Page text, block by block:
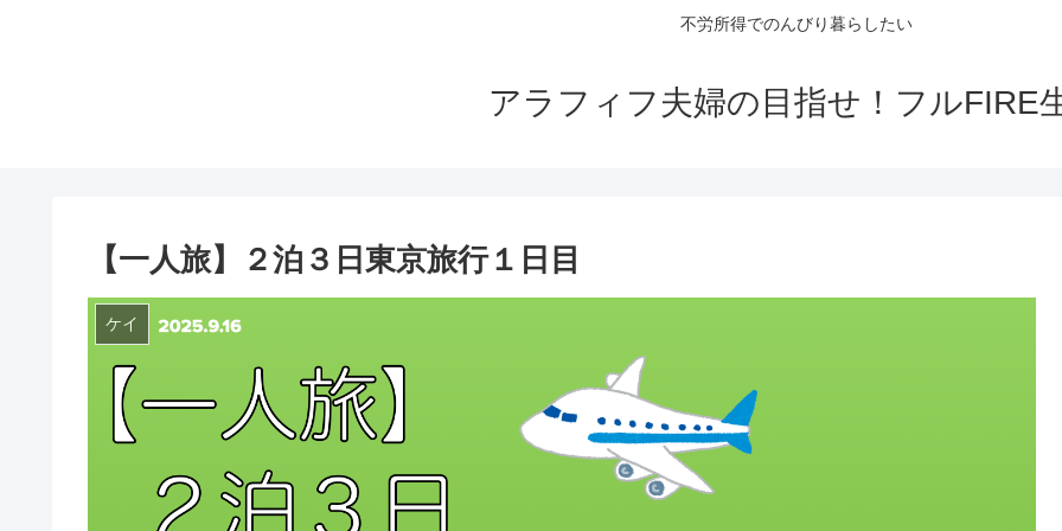
不労所得でのんびり暮らしたい
アラフィフ夫婦の目指せ！フルFIRE
【一人旅】２泊３日東京旅行１日目
ケイ